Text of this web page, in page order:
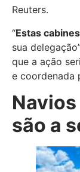
Reuters.
“Estas
sua
que a ação
e coordenada
Navios
são a